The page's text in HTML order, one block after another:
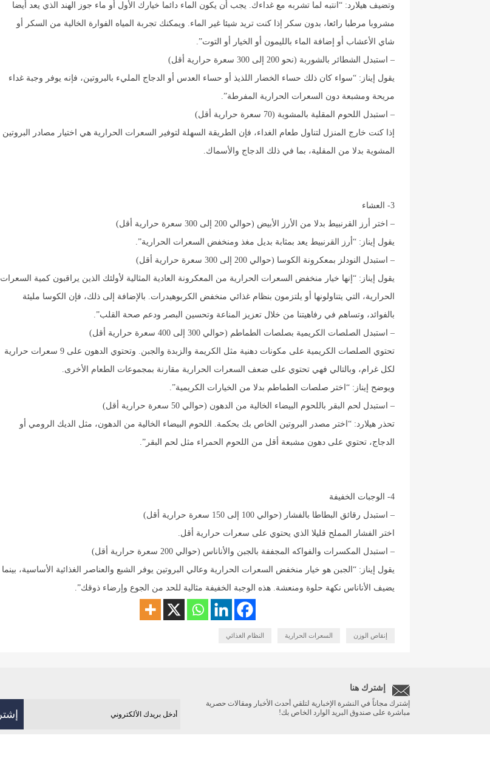
وتضيف هيلارد: “انتبه لما تشربه مع غداءك. يجب أن يكون الماء دائما خيارك الأول أو ماء جوز الهند الذي يعد أيضا
مشروبا مرطبا رائعا، بدون سكر إذا كنت تريد شيئا غير الماء. ويمكنك تجربة المياه الفوارة الخالية من السكر أو
شاي الأعشاب أو إضافة الماء بالليمون أو الخيار أو التوت”.
– استبدل الشطائر بالشوربة (نحو 200 إلى 300 سعرة حرارية أقل)
يقول إيناز: “سواء كان ذلك حساء الخضار اللذيذ أو حساء العدس أو الدجاج المليء بالبروتين، فإنه يوفر وجبة غداء
مريحة ومشبعة دون السعرات الحرارية المفرطة”.
– استبدل اللحوم المقلية بالمشوية (70 سعرة حرارية أقل)
إذا كنت خارج المنزل لتناول طعام الغداء، فإن الطريقة السهلة لتوفير السعرات الحرارية هي اختيار مصادر البروتين
المشوية بدلا من المقلية، بما في ذلك الدجاج والأسماك.
3- العشاء
– اختر أرز القرنبيط بدلا من الأرز الأبيض (حوالي 200 إلى 300 سعرة حرارية أقل)
يقول إيناز: “أرز القرنبيط يعد بمثابة بديل مغذ ومنخفض السعرات الحرارية”.
– استبدل النودلز بمعكرونة الكوسا (حوالي 200 إلى 300 سعرة حرارية أقل)
يقول إيناز: “إنها خيار منخفض السعرات الحرارية من المعكرونة العادية المثالية لأولئك الذين يراقبون كمية السعرات
الحرارية، التي يتناولونها أو يلتزمون بنظام غذائي منخفض الكربوهيدرات. بالإضافة إلى ذلك، فإن الكوسا مليئة
بالفوائد، وتساهم في رفاهيتنا من خلال تعزيز المناعة وتحسين البصر ودعم صحة القلب”.
– استبدل الصلصات الكريمية بصلصات الطماطم (حوالي 300 إلى 400 سعرة حرارية أقل)
تحتوي الصلصات الكريمية على مكونات دهنية مثل الكريمة والزبدة والجبن. وتحتوي الدهون على 9 سعرات حرارية
لكل غرام، وبالتالي فهي تحتوي على ضعف السعرات الحرارية مقارنة بمجموعات الطعام الأخرى.
ويوضح إيناز: “اختر صلصات الطماطم بدلا من الخيارات الكريمية”.
– استبدل لحم البقر باللحوم البيضاء الخالية من الدهون (حوالي 50 سعرة حرارية أقل)
تحذر هيلارد: “اختر مصدر البروتين الخاص بك بحكمة. اللحوم البيضاء الخالية من الدهون، مثل الديك الرومي أو
الدجاج، تحتوي على دهون مشبعة أقل من اللحوم الحمراء مثل لحم البقر”.
4- الوجبات الخفيفة
– استبدل رقائق البطاطا بالفشار (حوالي 100 إلى 150 سعرة حرارية أقل)
اختر الفشار المملح قليلا الذي يحتوي على سعرات حرارية أقل.
– استبدل المكسرات والفواكه المجففة بالجبن والأناناس (حوالي 200 سعرة حرارية أقل)
يقول إيناز: “الجبن هو خيار منخفض السعرات الحرارية وعالي البروتين يوفر الشبع والعناصر الغذائية الأساسية، بينما
يضيف الأناناس نكهة حلوة ومنعشة. هذه الوجبة الخفيفة مثالية للحد من الجوع وإرضاء ذوقك”.
إنقاص الوزن السعرات الحرارية النظام الغذائي
إشترك هنا
إشترك مجاناً في النشرة الإخبارية لتلقي أحدث الأخبار ومقالات حصرية
مباشرة على صندوق البريد الوارد الخاص بك!